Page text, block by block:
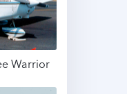
Warrior